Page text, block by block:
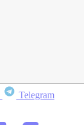
Telegram